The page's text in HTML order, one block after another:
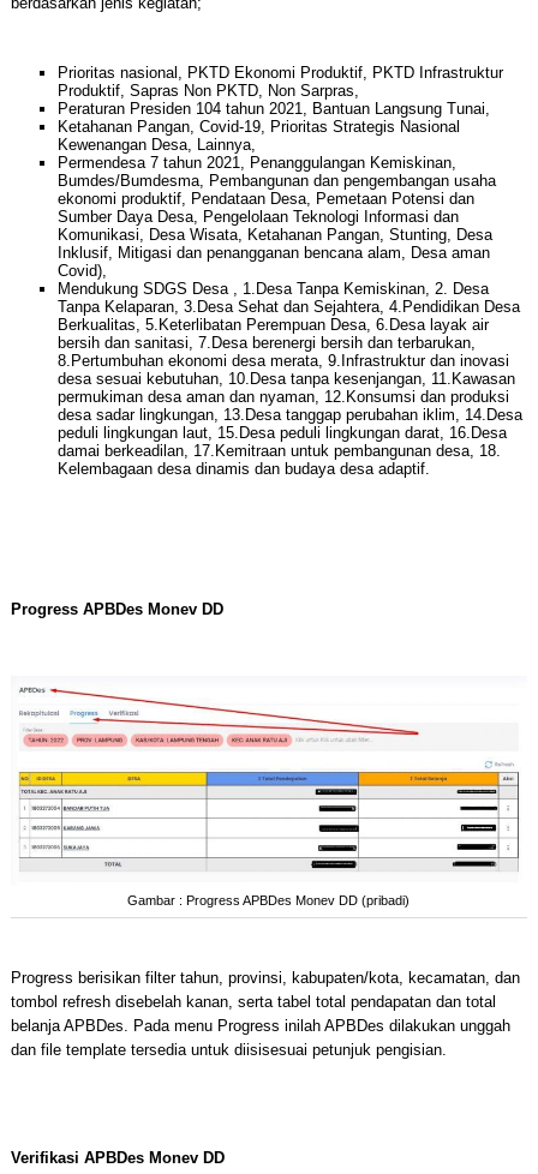
Prioritas nasional, PKTD Ekonomi Produktif, PKTD Infrastruktur
Produktif, Sapras Non PKTD, Non Sarpras,
Peraturan Presiden 104 tahun 2021, Bantuan Langsung Tunai,
Ketahanan Pangan, Covid-19, Prioritas Strategis Nasional
Kewenangan Desa, Lainnya,
Permendesa 7 tahun 2021, Penanggulangan Kemiskinan,
Bumdes/Bumdesma, Pembangunan dan pengembangan usaha
ekonomi produktif, Pendataan Desa, Pemetaan Potensi dan
Sumber Daya Desa, Pengelolaan Teknologi Informasi dan
Komunikasi, Desa Wisata, Ketahanan Pangan, Stunting, Desa
Inklusif, Mitigasi dan penangganan bencana alam, Desa aman
Covid),
Mendukung SDGS Desa , 1.Desa Tanpa Kemiskinan, 2. Desa
Tanpa Kelaparan, 3.Desa Sehat dan Sejahtera, 4.Pendidikan Desa
Berkualitas, 5.Keterlibatan Perempuan Desa, 6.Desa layak air
bersih dan sanitasi, 7.Desa berenergi bersih dan terbarukan,
8.Pertumbuhan ekonomi desa merata, 9.Infrastruktur dan inovasi
desa sesuai kebutuhan, 10.Desa tanpa kesenjangan, 11.Kawasan
permukiman desa aman dan nyaman, 12.Konsumsi dan produksi
desa sadar lingkungan, 13.Desa tanggap perubahan iklim, 14.Desa
peduli lingkungan laut, 15.Desa peduli lingkungan darat, 16.Desa
damai berkeadilan, 17.Kemitraan untuk pembangunan desa, 18.
Kelembagaan desa dinamis dan budaya desa adaptif.
Progress APBDes Monev DD
Gambar : Progress APBDes Monev DD (pribadi)
Progress berisikan filter tahun, provinsi, kabupaten/kota, kecamatan, dan
tombol refresh disebelah kanan, serta tabel total pendapatan dan total
belanja APBDes. Pada menu Progress inilah APBDes dilakukan unggah
dan file template tersedia untuk diisisesuai petunjuk pengisian.
Verifikasi APBDes Monev DD